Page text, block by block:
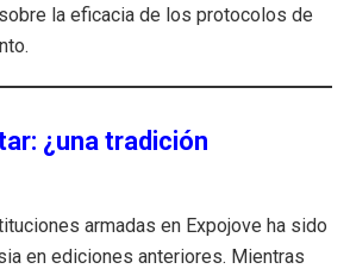
la eficacia de los protocolos de
¿una tradición
armadas en Expojove ha sido
en ediciones anteriores. Mientras